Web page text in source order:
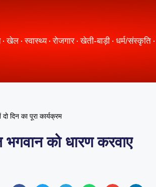
खेल स्वास्थ्य रोजगार खेती-बाड़ी धर्म/संस्कृति
दिन का पूरा कार्यक्रम
को धारण करवाए